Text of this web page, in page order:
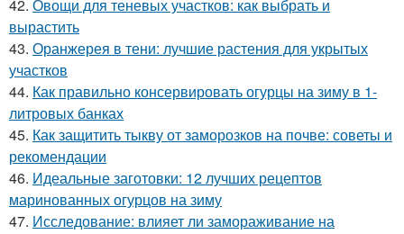
42. Овощи для теневых участков: как выбрать и
вырастить
43. Оранжерея в тени: лучшие растения для укрытых
участков
44. Как правильно консервировать огурцы на зиму в 1-
литровых банках
45. Как защитить тыкву от заморозков на почве: советы и
рекомендации
46. Идеальные заготовки: 12 лучших рецептов
маринованных огурцов на зиму
47. Исследование: влияет ли замораживание на